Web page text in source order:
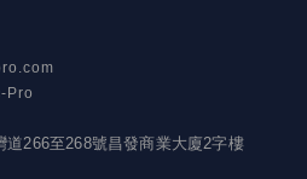
Pro
道266至268號昌發商業大廈2字樓